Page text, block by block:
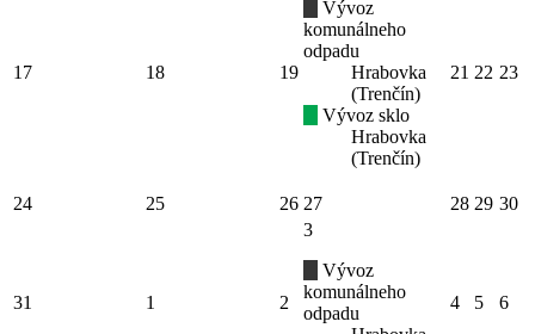
17 18 19
Vývoz
komunálneho
odpadu
Hrabovka
(Trenčín)
Vývoz sklo
Hrabovka
(Trenčín)
21 22 23
24 25 26 27 28 29 30
31 1 2
3
Vývoz
komunálneho
odpadu
4 5 6